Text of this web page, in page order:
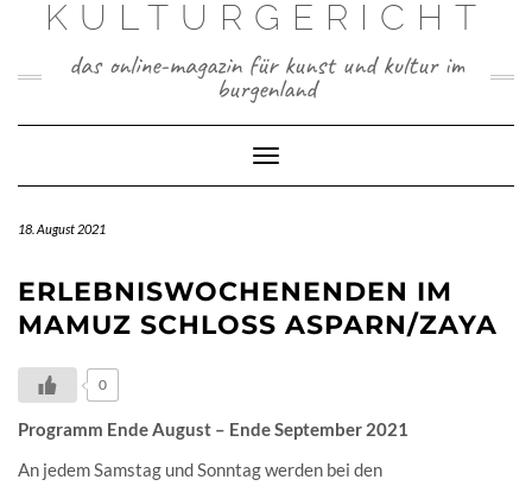
KULTURGERICHT
das online-magazin für kunst und kultur im
burgenland
Toggle
Navigation
18. August 2021
ERLEBNISWOCHENENDEN IM
MAMUZ SCHLOSS ASPARN/ZAYA
0
Programm Ende August – Ende September 2021
An jedem Samstag und Sonntag werden bei den